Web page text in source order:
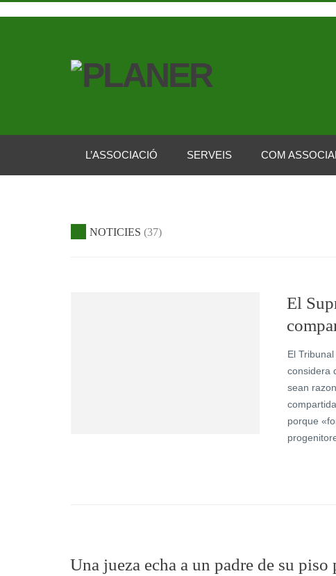
L’ASSOCIACIÓ SERVEIS COM
NOTICIES 37
El
El
considera
sean
porque
Una jueza echa a un padre de su